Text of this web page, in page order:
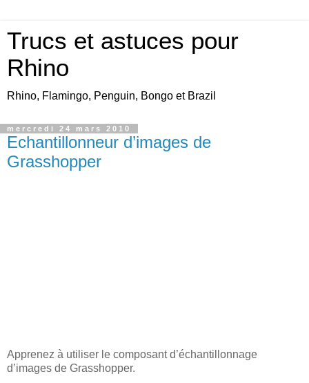
Trucs et astuces pour
Rhino
Rhino, Flamingo, Penguin, Bongo et Brazil
mercredi 24 mars 2010
Echantillonneur d’images de
Grasshopper
Apprenez à utiliser le composant d’échantillonnage
d’images de Grasshopper.